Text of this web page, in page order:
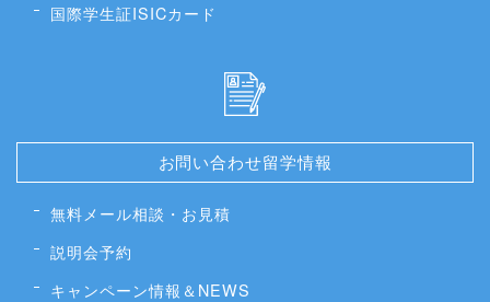
国際学生証ISICカード
お問い合わせ留学情報
無料メール相談・お見積
説明会予約
キャンペーン情報＆NEWS